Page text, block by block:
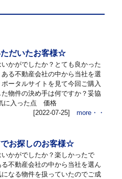
だいたお客様☆
いかがでしたか？とても良かった
る不動産会社の中から当社を選
ータルサイトを見て今回ご購入
物件の決め手は何ですか？妥協
に入った点 価格
[2022-07-25] more・・
お探しのお客様☆
いかがでしたか？楽しかったで
不動産会社の中から当社を選ん
なる物件を扱っていたのでご成